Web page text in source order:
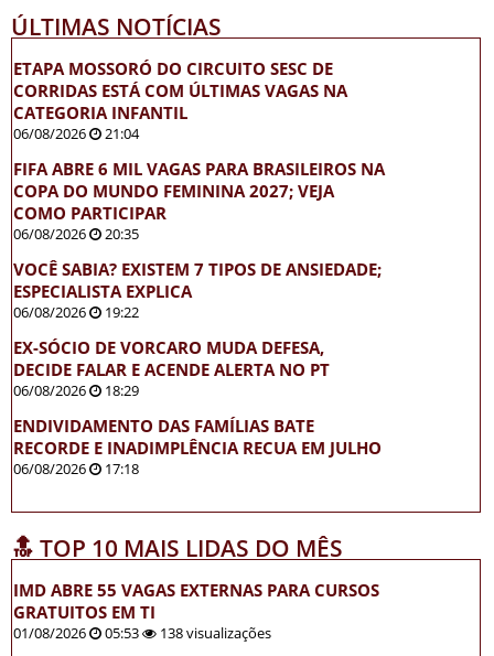
ÚLTIMAS NOTÍCIAS
ETAPA MOSSORÓ DO CIRCUITO SESC DE
CORRIDAS ESTÁ COM ÚLTIMAS VAGAS NA
CATEGORIA INFANTIL
06/08/2026 21:04
FIFA ABRE 6 MIL VAGAS PARA BRASILEIROS NA
COPA DO MUNDO FEMININA 2027; VEJA
COMO PARTICIPAR
06/08/2026 20:35
VOCÊ SABIA? EXISTEM 7 TIPOS DE ANSIEDADE;
ESPECIALISTA EXPLICA
06/08/2026 19:22
EX-SÓCIO DE VORCARO MUDA DEFESA,
DECIDE FALAR E ACENDE ALERTA NO PT
06/08/2026 18:29
ENDIVIDAMENTO DAS FAMÍLIAS BATE
RECORDE E INADIMPLÊNCIA RECUA EM JULHO
06/08/2026 17:18
🔝 TOP 10 MAIS LIDAS DO MÊS
IMD ABRE 55 VAGAS EXTERNAS PARA CURSOS
GRATUITOS EM TI
01/08/2026 05:53 138 visualizações